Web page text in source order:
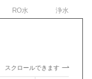
RO水 浄水
スクロールできます